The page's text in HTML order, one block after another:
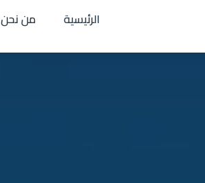
الرئيسية من نحن